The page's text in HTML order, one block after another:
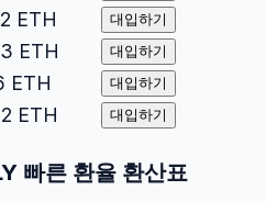
ETH 대입하기
ETH 대입하기
ETH 대입하기
ETH 대입하기
빠른 환율 환산표